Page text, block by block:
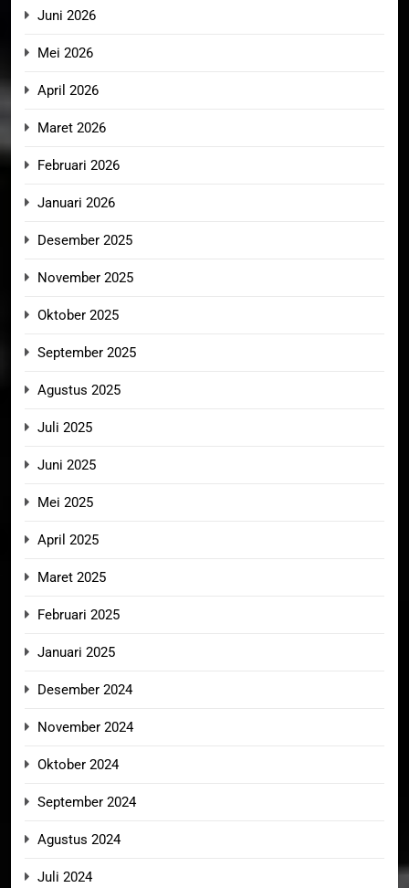
Juni 2026
Mei 2026
April 2026
Maret 2026
Februari 2026
Januari 2026
Desember 2025
November 2025
Oktober 2025
September 2025
Agustus 2025
Juli 2025
Juni 2025
Mei 2025
April 2025
Maret 2025
Februari 2025
Januari 2025
Desember 2024
November 2024
Oktober 2024
September 2024
Agustus 2024
Juli 2024